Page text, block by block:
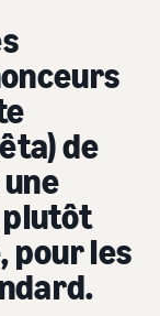
de
plutôt
pour les